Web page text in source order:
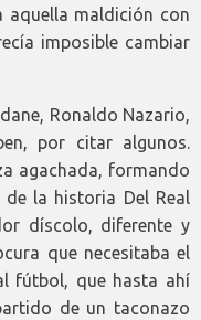
aquella maldición con
imposible cambiar
Ronaldo Nazario,
por citar algunos.
agachada, formando
la historia Del Real
díscolo, diferente y
que necesitaba el
fútbol, que hasta ahí
de un taconazo